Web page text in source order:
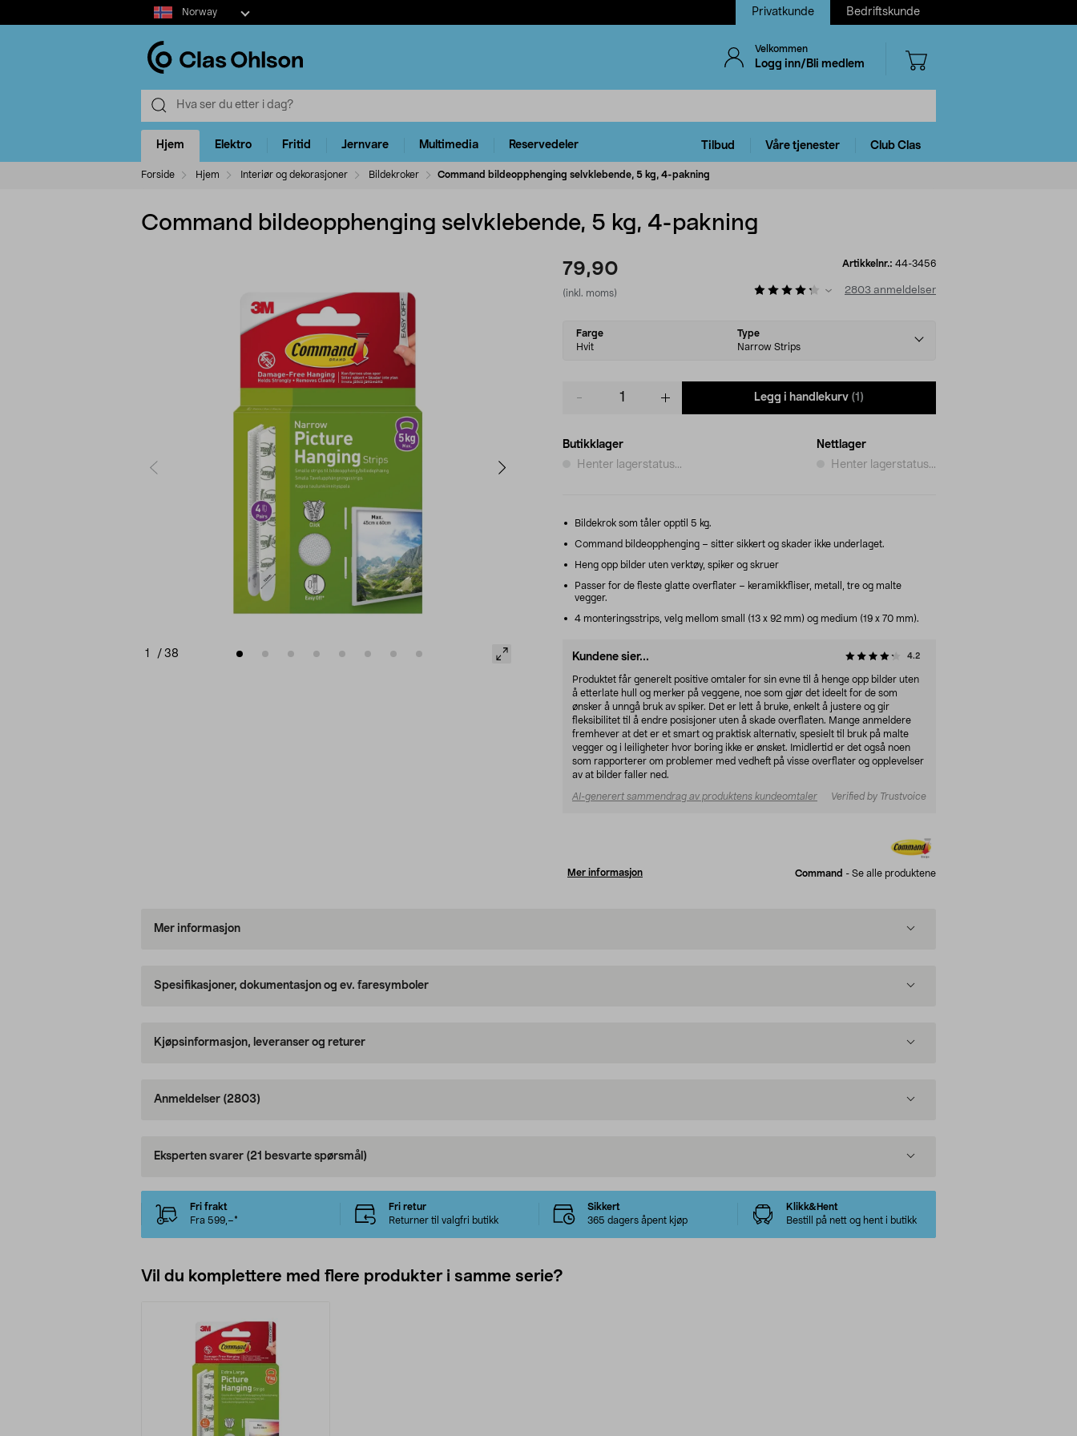
Select
market
Norway Privatkunde Bedriftskunde
Velkommen
Logg inn/Bli medlem
Hjem Elektro Fritid Jernvare Multimedia Reservedeler Tilbud Våre tjenester Club Clas
Forside Hjem Interiør og dekorasjoner Bildekroker Command bildeopphenging selvklebende, 5 kg, 4-pakning
Command bildeopphenging selvklebende, 5 kg, 4-pakning
1 / 38
79,90
(inkl. moms)
Artikkelnr.: 44-3456
2803 anmeldelser
Select
variant
Farge
Hvit
Type
Narrow Strips
Legg i handlekurv (1)
Butikklager
Henter lagerstatus...
Nettlager
Henter lagerstatus...
Bildekrok som tåler opptil 5 kg.
Command bildeopphenging – sitter sikkert og skader ikke underlaget.
Heng opp bilder uten verktøy, spiker og skruer
Passer for de fleste glatte overflater – keramikkfliser, metall, tre og malte
vegger.
4 monteringsstrips, velg mellom small (13 x 92 mm) og medium (19 x 70 mm).
Kundene sier... 4.2
Produktet får generelt positive omtaler for sin evne til å henge opp bilder uten
å etterlate hull og merker på veggene, noe som gjør det ideelt for de som
ønsker å unngå bruk av spiker. Det er lett å bruke, enkelt å justere og gir
fleksibilitet til å endre posisjoner uten å skade overflaten. Mange anmeldere
fremhever at det er et smart og praktisk alternativ, spesielt til bruk på malte
vegger og i leiligheter hvor boring ikke er ønsket. Imidlertid er det også noen
som rapporterer om problemer med vedheft på visse overflater og opplevelser
av at bilder faller ned.
AI-generert sammendrag av produktens kundeomtaler Verified by Trustvoice
Mer informasjon Command - Se alle produktene
Mer informasjon
Spesifikasjoner, dokumentasjon og ev. faresymboler
Kjøpsinformasjon, leveranser og returer
Anmeldelser (2803)
Eksperten svarer (21 besvarte spørsmål)
Fri frakt
Fra 599,–*
Fri retur
Returner til valgfri butikk
Sikkert
365 dagers åpent kjøp
Klikk&Hent
Bestill på nett og hent i butikk
Vil du komplettere med flere produkter i samme serie?